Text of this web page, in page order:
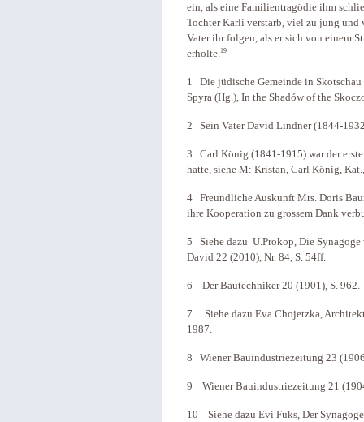
ein, als eine Familientragödie ihm
Tochter Karli verstarb, viel zu jung und
Vater ihr folgen, als er sich von einem
erholte.19
1 Die jüdische Gemeinde in Skotschau
Spyra (Hg.), In the Shadów of the
2 Sein Vater David Lindner (1844-
3 Carl König (1841-1915) war der
hatte, siehe M: Kristan, Carl König,
4 Freundliche Auskunft Mrs. Doris
ihre Kooperation zu grossem Dank
5 Siehe dazu U.Prokop, Die
David 22 (2010), Nr. 84, S. 54ff.
6 Der Bautechniker 20 (1901), S. 962.
7 Siehe dazu Eva Chojetzka,
1987.
8 Wiener Bauindustriezeitung 23
9 Wiener Bauindustriezeitung 21
10 Siehe dazu Evi Fuks, Der